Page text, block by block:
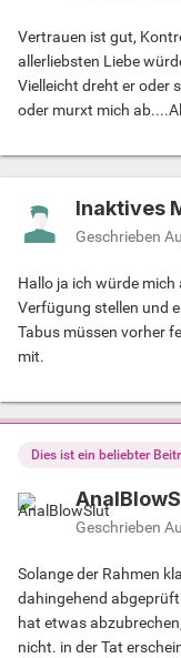
Vertrauen ist gut,
allerliebsten Liebe
Vielleicht dreht er oder
oder murxt mich
Inaktives
Geschrieben
Hallo ja ich würde
Verfügung stellen und
Tabus müssen vorher
mit.
Dies ist ein beliebter
Geschrieben
Solange der Rahmen
dahingehend
hat etwas
nicht. in der Tat